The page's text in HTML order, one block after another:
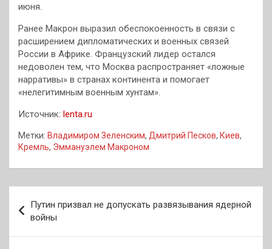
июня.
Ранее Макрон выразил обеспокоенность в связи с
расширением дипломатических и военных связей
России в Африке. Французский лидер остался
недоволен тем, что Москва распространяет «ложные
нарративы» в странах континента и помогает
«нелегитимным военным хунтам».
Источник: lenta.ru
Метки: Владимиром Зеленским, Дмитрий Песков, Киев,
Кремль, Эммануэлем Макроном
по
записям
Путин призвал не допускать развязывания ядерной
войны